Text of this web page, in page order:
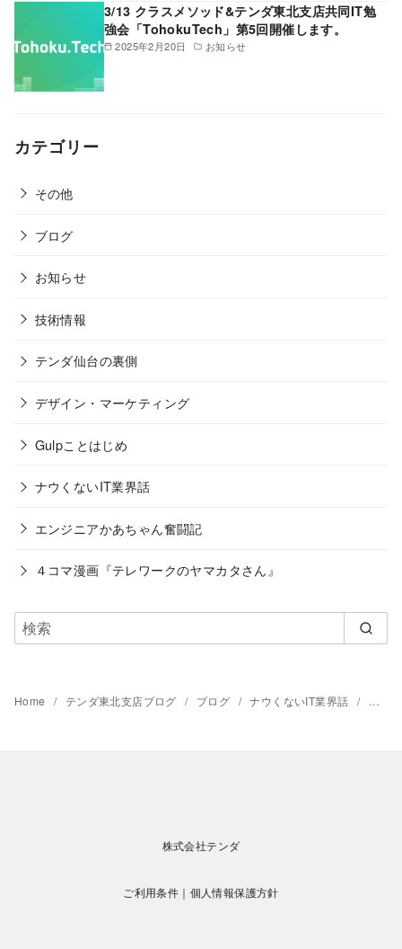
2025年2月20日 お知らせ
3/13 クラスメソッド&テンダ東北支店共同IT勉
強会「TohokuTech」第5回開催します。
カテゴリー
その他
ブログ
お知らせ
技術情報
テンダ仙台の裏側
デザイン・マーケティング
Gulpことはじめ
ナウくないIT業界話
エンジニアかあちゃん奮闘記
４コマ漫画『テレワークのヤマカタさん』
Home テンダ東北支店ブログ ブログ ナウくないIT業界話
株式会社テンダ
ご利用条件 ｜ 個人情報保護方針